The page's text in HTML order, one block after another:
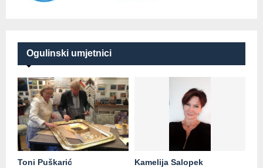
Ogulinski umjetnici
Toni Puškarić Kamelija Salopek